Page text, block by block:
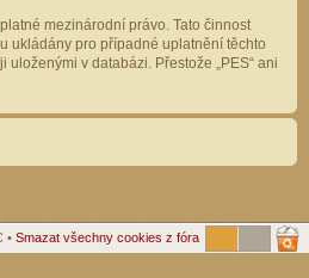
mezinárodní právo. Tato činnost
ukládány pro případné uplatnění těchto
v databázi. Přestože „PES“ ani
• Smazat všechny cookies z fóra